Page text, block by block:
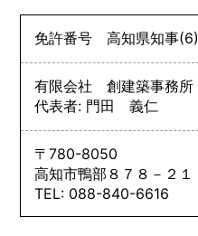
免許番号高知県知事(6)
有限会社 創建築事務所
代表者: 門田 義仁
〒780-8050
高知市鴨部８７８－２１
TEL: 088-840-6616